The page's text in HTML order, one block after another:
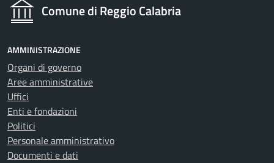
Comune di Reggio Calabria
AMMINISTRAZIONE
Organi di governo
Aree amministrative
Uffici
Enti e fondazioni
Politici
Personale amministrativo
Documenti e dati